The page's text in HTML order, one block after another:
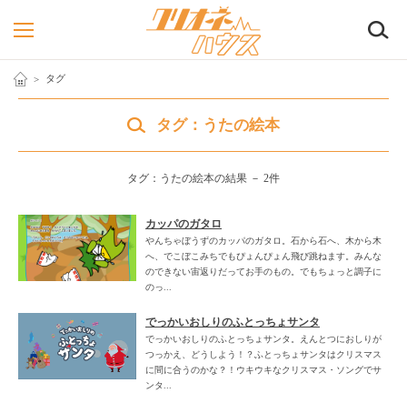
タグ
タグ：うたの絵本
タグ：うたの絵本の結果 － 2件
カッパのガタロ
やんちゃぼうずのカッパのガタロ。石から石へ、木から木
へ、でこぼこみちでもぴょんぴょん飛び跳ねます。みんな
のできない宙返りだってお手のもの。でもちょっと調子に
のっ...
でっかいおしりのふとっちょサンタ
でっかいおしりのふとっちょサンタ。えんとつにおしりが
つっかえ、どうしよう！？ふとっちょサンタはクリスマス
に間に合うのかな？！ウキウキなクリスマス・ソングでサ
ンタ...